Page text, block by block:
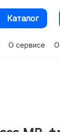
Каталог
О сервисе